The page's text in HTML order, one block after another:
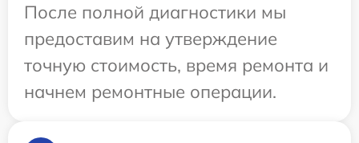
После полной диагностики мы
предоставим на утверждение
точную стоимость, время ремонта и
начнем ремонтные операции.